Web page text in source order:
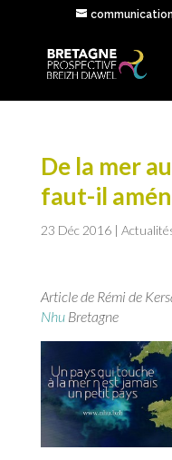
De la mer
faut-il
23 Déc 2016|
Article de Rémi de
NhuBretagne